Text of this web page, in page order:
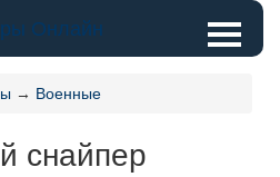
→ Военные
снайпер